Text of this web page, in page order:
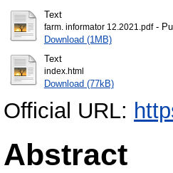
Text
farm. informator 12.2021.pdf-
Download (1MB)
Text
index.html
Download (77kB)
Official URL:
Abstract